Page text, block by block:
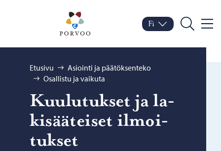
Porvoo – Siirry
Vaihda kieltä
Nykyinen kieli: Suomi
Fi
Hae
Selaa:
Etusivu
Asiointi ja päätöksenteko
Osallistu ja vaikuta
Kuu­lu­tuk­set ja la­
ki­sää­tei­set il­moi­
tuk­set